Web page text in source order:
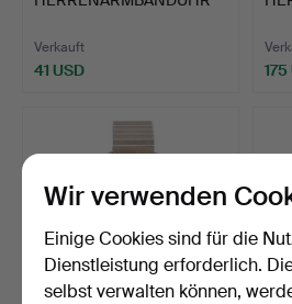
Verkauft
41 USD 175
Wir verwenden
Einige Cookies sind für die
Dienstleistung erforderlich.
selbst verwalten können,